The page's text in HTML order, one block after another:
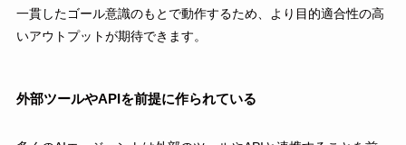
一貫したゴール意識のもとで動作するため、より目的適合性の高
いアウトプットが期待できます。
外部ツールやAPIを前提に作られている